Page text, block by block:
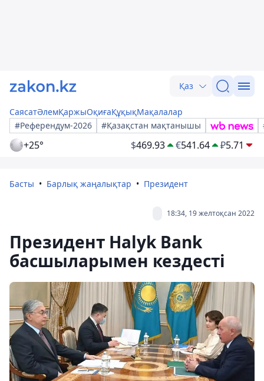
Қаз
СаясатӘлемҚаржыОқиғаҚұқықМақалалар
#Референдум-2026
#Қазақстан мақтанышы
+25° $469.93 €541.64 ₽5.71
Басты Барлық жаңалықтар Президент
18:34, 19 желтоқсан 2022
Президент Halyk Bank
басшыларымен кездесті